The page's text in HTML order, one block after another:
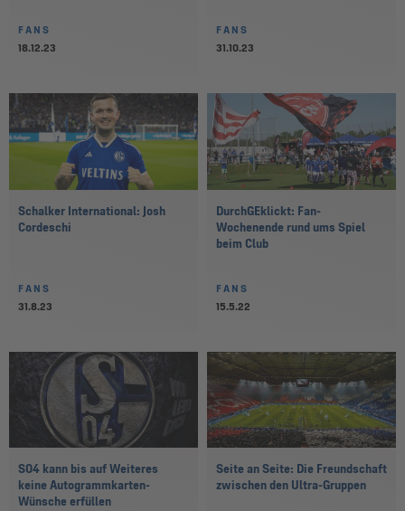
FANS
18.12.23
FANS
31.10.23
Schalker International: Josh
Cordeschi
FANS
31.8.23
DurchGEklickt: Fan-
Wochenende rund ums Spiel
beim Club
FANS
15.5.22
S04 kann bis auf Weiteres
keine Autogrammkarten-
Wünsche erfüllen
Seite an Seite: Die Freundschaft
zwischen den Ultra-Gruppen